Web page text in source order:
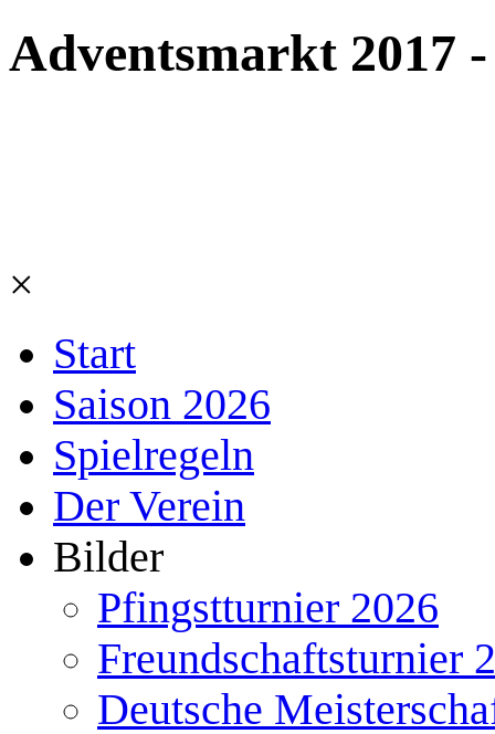
Adventsmarkt 2017
×
Start
Saison 2026
Spielregeln
Der Verein
Bilder
Pfingstturnier 2026
Freundschaftsturnier
Deutsche